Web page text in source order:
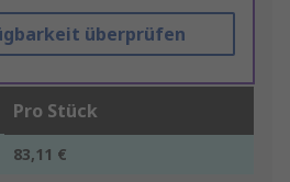
überprüfen
Pro Stück
83,11 €